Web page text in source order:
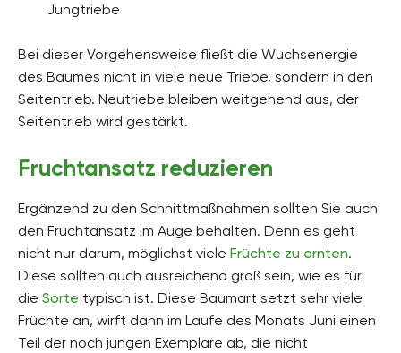
Jungtriebe
Bei dieser Vorgehensweise fließt die Wuchsenergie
des Baumes nicht in viele neue Triebe, sondern in den
Seitentrieb. Neutriebe bleiben weitgehend aus, der
Seitentrieb wird gestärkt.
Fruchtansatz reduzieren
Ergänzend zu den Schnittmaßnahmen sollten Sie auch
den Fruchtansatz im Auge behalten. Denn es geht
nicht nur darum, möglichst viele Früchte zu ernten.
Diese sollten auch ausreichend groß sein, wie es für
die Sorte typisch ist. Diese Baumart setzt sehr viele
Früchte an, wirft dann im Laufe des Monats Juni einen
Teil der noch jungen Exemplare ab, die nicht